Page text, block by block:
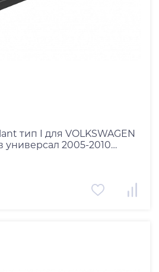
тип I для VOLKSWAGEN
универсал 2005-2010